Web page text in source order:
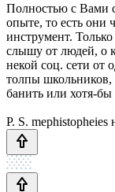
Полностью с Вами
опыте, то есть они
инструмент.
слышу от людей, о
некой соц. сети от
толпы школьников,
банить или хотя-
P. S. mephistopheies